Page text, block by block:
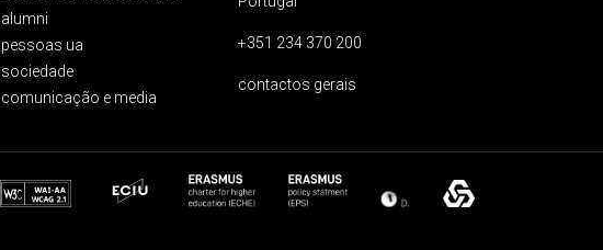
alumni
pessoas ua
sociedade
comunicação e media
+351 234 370 200
contactos gerais